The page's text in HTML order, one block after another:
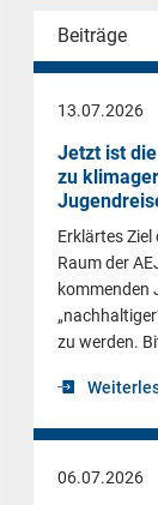
Beiträge
13.07.2026
Jetzt ist
zu
Erklärtes
Raum der
kommenden
zu werden.
06.07.2026